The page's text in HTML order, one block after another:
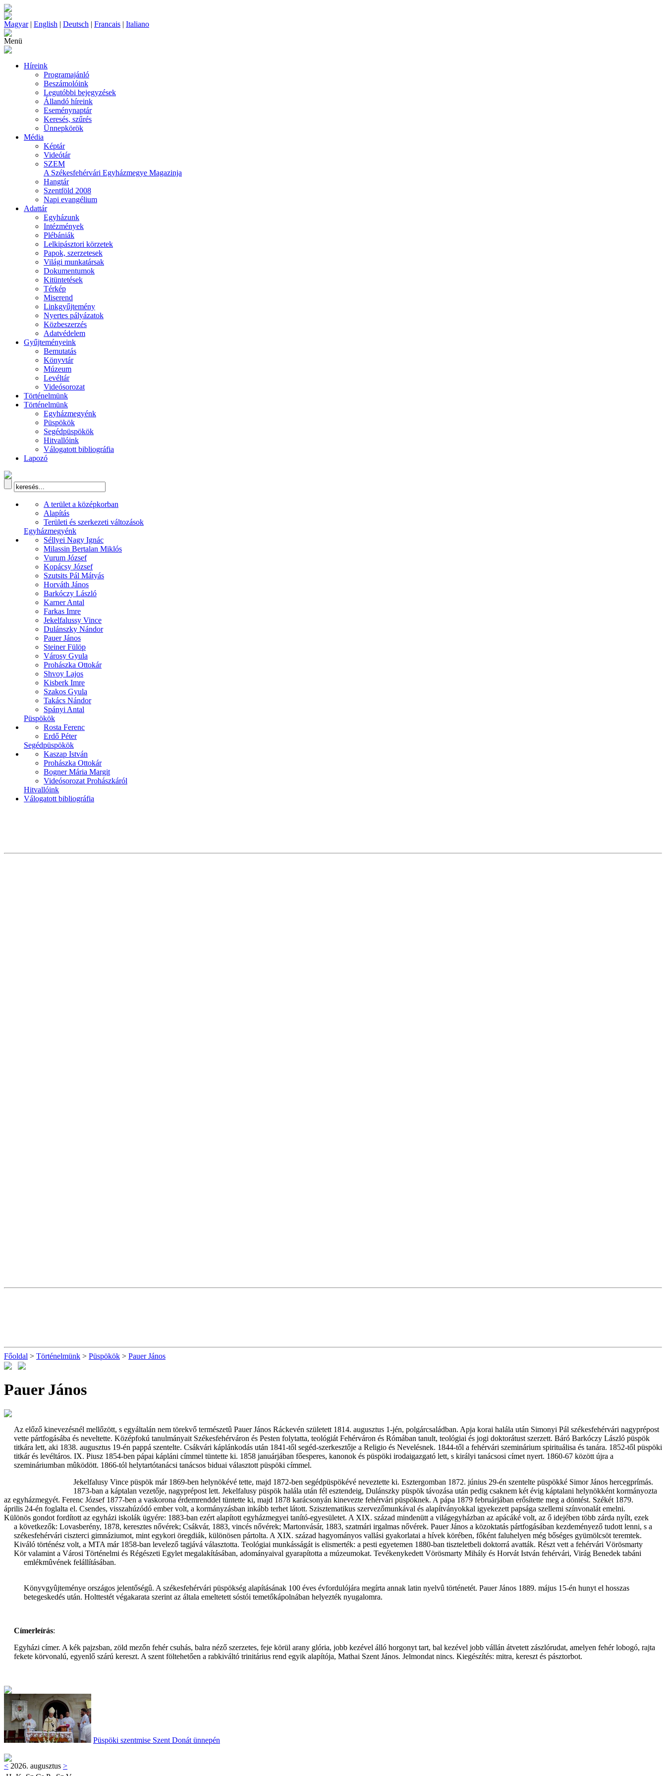
Magyar| English | Deutsch | Francais | Italiano
Menü
Híreink
Programajánló
Beszámolóink
Legutóbbi bejegyzések
Állandó híreink
Eseménynaptár
Keresés, szűrés
Ünnepkörök
Média
Képtár
Videótár
SZEM
A Székesfehérvári Egyházmegye Magazinja
Hangtár
Szentföld 2008
Napi evangélium
Adattár
Egyházunk
Intézmények
Plébániák
Lelkipásztori körzetek
Papok, szerzetesek
Világi munkatársak
Dokumentumok
Kitüntetések
Térkép
Miserend
Linkgyűjtemény
Nyertes pályázatok
Közbeszerzés
Adatvédelem
Gyűjteményeink
Bemutatás
Könyvtár
Múzeum
Levéltár
Videósorozat
Történelmünk
Történelmünk
Egyházmegyénk
Püspökök
Segédpüspökök
Hitvallóink
Válogatott bibliográfia
Lapozó
A terület a középkorban
Alapítás
Területi és szerkezeti változások
Egyházmegyénk
Séllyei Nagy Ignác
Milassin Bertalan Miklós
Vurum József
Kopácsy József
Szutsits Pál Mátyás
Horváth János
Barkóczy László
Karner Antal
Farkas Imre
Jekelfalussy Vince
Dulánszky Nándor
Pauer János
Steiner Fülöp
Városy Gyula
Prohászka Ottokár
Shvoy Lajos
Kisberk Imre
Szakos Gyula
Takács Nándor
Spányi Antal
Püspökök
Rosta Ferenc
Erdő Péter
Segédpüspökök
Kaszap István
Prohászka Ottokár
Bogner Mária Margit
Videósorozat Prohászkáról
Hitvallóink
Válogatott bibliográfia
Főoldal > Történelmünk > Püspökök > Pauer János
Pauer János
Az előző kinevezésnél mellőzött, s egyáltalán nem törekvő természetû Pauer János Ráckevén született 1814. augusztus 1-jén, polgárcsaládban. Apja korai halála után Simonyi Pál székesfehérvári nagyprépost
vette pártfogásába és neveltette. Középfokú tanulmányait Székesfehérváron és Pesten folytatta, teológiát Fehérváron és Rómában tanult, teológiai és jogi doktorátust szerzett. Báró Barkóczy László püspök
titkára lett, aki 1838. augusztus 19-én pappá szentelte. Csákvári káplánkodás után 1841-től segéd-szerkesztője a Religio és Nevelésnek. 1844-től a fehérvári szeminárium spirituálisa és tanára. 1852-től püspöki
titkár és levéltáros. IX. Piusz 1854-ben pápai kápláni címmel tüntette ki. 1858 januárjában főesperes, kanonok és püspöki irodaigazgató lett, s királyi tanácsosi címet nyert. 1860-67 között újra a
szemináriumban mûködött. 1866-tól helytartótanácsi tanácsos biduai választott püspöki címmel.
Jekelfalusy Vince püspök már 1869-ben helynökévé tette, majd 1872-ben segédpüspökévé neveztette ki. Esztergomban 1872. június 29-én szentelte püspökké Simor János hercegprímás.
1873-ban a káptalan vezetője, nagyprépost lett. Jekelfalusy püspök halála után fél esztendeig, Dulánszky püspök távozása után pedig csaknem két évig káptalani helynökként kormányozta
az egyházmegyét. Ferenc József 1877-ben a vaskorona érdemrenddel tüntette ki, majd 1878 karácsonyán kinevezte fehérvári püspöknek. A pápa 1879 februárjában erősítette meg a döntést. Székét 1879.
április 24-én foglalta el. Csendes, visszahúzódó ember volt, a kormányzásban inkább terhet látott. Szisztematikus szervezőmunkával és alapítványokkal igyekezett papsága szellemi színvonalát emelni.
Különös gondot fordított az egyházi iskolák ügyére: 1883-ban ezért alapított egyházmegyei tanító-egyesületet. A XIX. század mindenütt a világegyházban az apácáké volt, az ő idejében több zárda nyílt, ezek
a következők: Lovasberény, 1878, keresztes nővérek; Csákvár, 1883, vincés nővérek; Martonvásár, 1883, szatmári irgalmas nővérek. Pauer János a közoktatás pártfogásában kezdeményező tudott lenni, s a
székesfehérvári ciszterci gimnáziumot, mint egykori öregdiák, különösen pártolta. A XIX. század hagyományos vallási gyakorlatai a hívek körében, főként faluhelyen még bőséges gyümölcsöt teremtek.
Kiváló történész volt, a MTA már 1858-ban levelező tagjává választotta. Teológiai munkásságát is elismerték: a pesti egyetemen 1880-ban tiszteletbeli doktorrá avatták. Részt vett a fehérvári Vörösmarty
Kör valamint a Városi Történelmi és Régészeti Egylet megalakításában, adományaival gyarapította a múzeumokat. Tevékenykedett Vörösmarty Mihály és Horvát István fehérvári, Virág Benedek tabáni
emlékmûvének felállításában.
Könyvgyûjteménye országos jelentőségû. A székesfehérvári püspökség alapításának 100 éves évfordulójára megírta annak latin nyelvû történetét. Pauer János 1889. május 15-én hunyt el hosszas
betegeskedés után. Holttestét végakarata szerint az általa emeltetett sóstói temetőkápolnában helyezték nyugalomra.
Címerleírás:
Egyházi címer. A kék pajzsban, zöld mezőn fehér csuhás, balra néző szerzetes, feje körül arany glória, jobb kezével álló horgonyt tart, bal kezével jobb vállán átvetett zászlórudat, amelyen fehér lobogó, rajta
fekete körvonalú, egyenlő szárú kereszt. A szent föltehetően a rabkiváltó trinitárius rend egyik alapítója, Mathai Szent János. Jelmondat nincs. Kiegészítés: mitra, kereszt és pásztorbot.
Püspöki szentmise Szent Donát ünnepén
< 2026. augusztus >